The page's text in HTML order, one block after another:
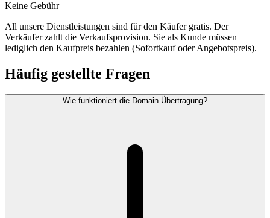
Keine Gebühr
All unsere Dienstleistungen sind für den Käufer gratis. Der
Verkäufer zahlt die Verkaufsprovision. Sie als Kunde müssen
lediglich den Kaufpreis bezahlen (Sofortkauf oder Angebotspreis).
Häufig gestellte Fragen
Wie funktioniert die Domain Übertragung?